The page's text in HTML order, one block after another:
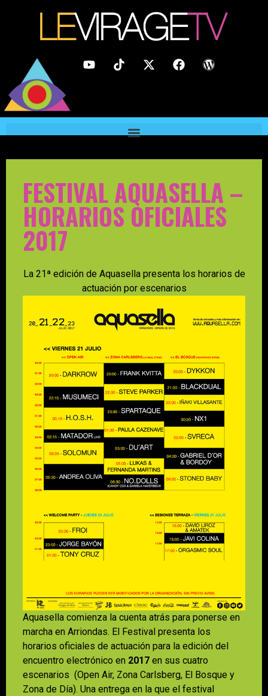
FESTIVAL AQUASELLA –
HORARIOS OFICIALES
2017
La 21ª edición de Aquasella presenta los horarios de
actuación por escenarios
Aquasella comienza la cuenta atrás para ponerse en
marcha en Arriondas. El Festival presenta los
horarios oficiales de actuación para la edición del
encuentro electrónico en 2017 en sus cuatro
escenarios (Open Air, Zona Carlsberg, El Bosque y
Zona de Día). Una entrega en la que el festival